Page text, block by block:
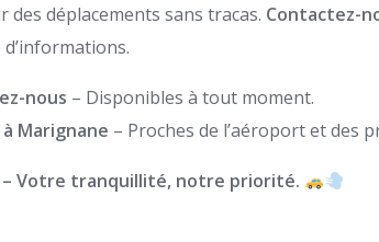
des déplacements sans tracas. Contactez-
nous – Disponibles à tout moment.
à Marignane – Proches de l’aéroport et des
– Votre tranquillité, notre priorité.